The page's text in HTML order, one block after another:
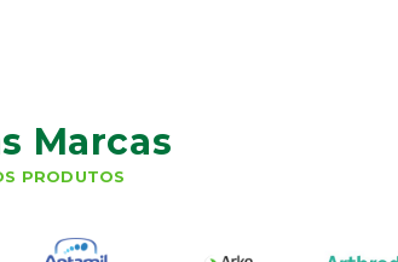
Marcas
PRODUTOS